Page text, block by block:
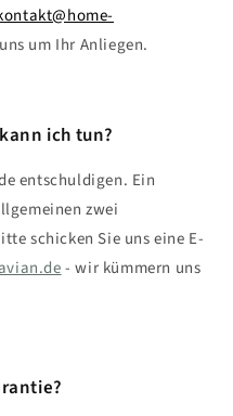
um Ihr Anliegen.
ich tun?
entschuldigen. Ein
zwei
schicken Sie uns eine E-
- wir kümmern uns